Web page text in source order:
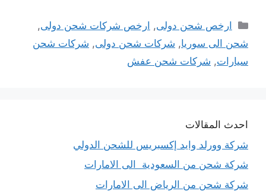
التصنيفات
ارخص شحن دولى, ارخص شركات شحن دولى,
شحن الى سوريا, شركات شحن دولى, شركات شحن
سيارات, شركات شحن عفش
احدث المقالات
شركة وورلد وايد إكسبريس للشحن الدولي
شركة شحن من السعودية الى الامارات
شركة شحن من الرياض الى الامارات